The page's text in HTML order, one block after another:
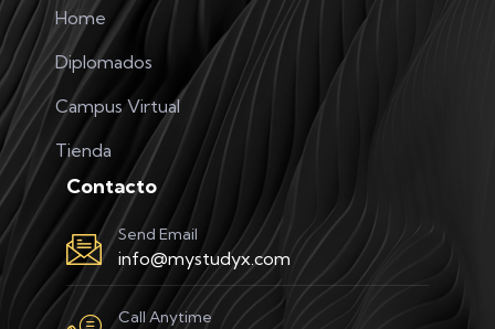
Home
Diplomados
Campus Virtual
Tienda
Contacto
Send Email
info@mystudyx.com
Call Anytime